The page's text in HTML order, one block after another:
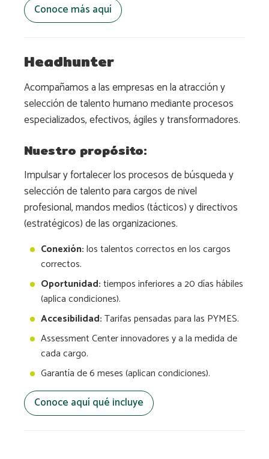
Conoce más aquí
Headhunter
Acompañamos a las empresas en la atracción y
selección de talento humano mediante procesos
especializados, efectivos, ágiles y transformadores.
Nuestro propósito:
Impulsar y fortalecer los procesos de búsqueda y
selección de talento para cargos de nivel
profesional, mandos medios (tácticos) y directivos
(estratégicos) de las organizaciones.
Conexión:los talentos correctos en los cargos
correctos.
Oportunidad:tiempos inferiores a 20 días hábiles
(aplica condiciones).
Accesibilidad:Tarifas pensadas para las PYMES.
Assessment Center innovadores y a la medida de
cada cargo.
Garantía de 6 meses (aplican condiciones).
Conoce aquí qué incluye